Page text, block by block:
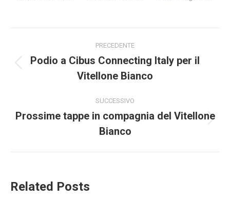
tra
post
PRECEDENTE
precedente:
Podio a Cibus Connecting Italy per il
Vitellone Bianco
SUCCESSIVO
Prossimo
post:
Prossime tappe in compagnia del Vitellone
Bianco
Related Posts